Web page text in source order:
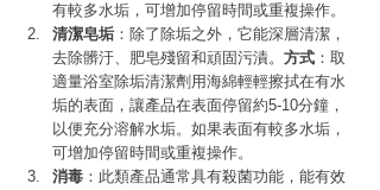
有較多水垢，可增加停留時間或重複操作。
清潔皂垢 ：除了除垢之外，它能深層清潔，
去除髒汙、肥皂殘留和頑固污漬。 方式 ：取
適量浴室除垢清潔劑用海綿輕輕擦拭在有水
垢的表面，讓產品在表面停留約5-10分鐘，
以便充分溶解水垢。如果表面有較多水垢，
可增加停留時間或重複操作。
消毒 ：此類產品通常具有殺菌功能，能有效